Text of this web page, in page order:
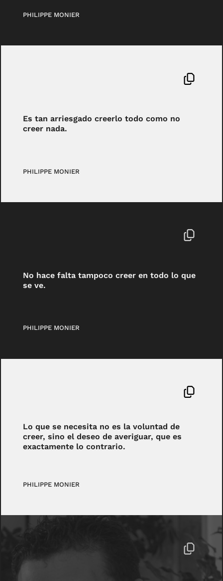
PHILIPPE MONIER
Es tan arriesgado creerlo todo como no
creer nada.
PHILIPPE MONIER
No hace falta tampoco creer en todo lo que
se ve.
PHILIPPE MONIER
Lo que se necesita no es la voluntad de
creer, sino el deseo de averiguar, que es
exactamente lo contrario.
PHILIPPE MONIER